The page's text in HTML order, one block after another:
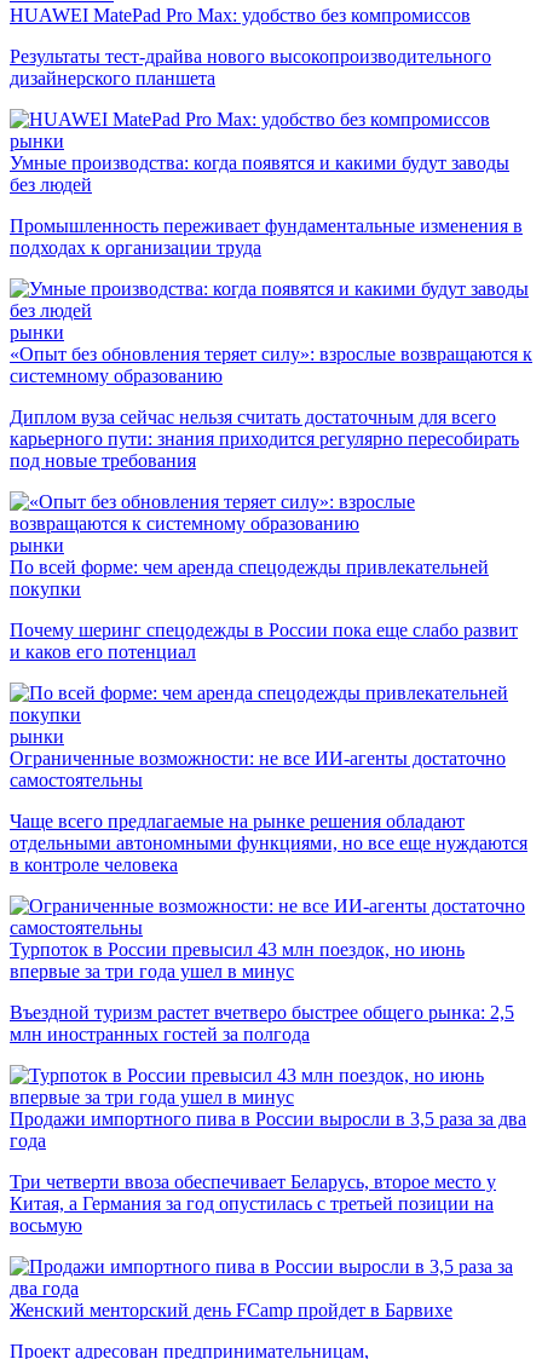
HUAWEI MatePad Pro Max: удобство без компромиссов
Результаты тест-драйва нового высокопроизводительного
дизайнерского планшета
рынки
Умные производства: когда появятся и какими будут заводы
без людей
Промышленность переживает фундаментальные изменения в
подходах к организации труда
рынки
«Опыт без обновления теряет силу»: взрослые возвращаются к
системному образованию
Диплом вуза сейчас нельзя считать достаточным для всего
карьерного пути: знания приходится регулярно пересобирать
под новые требования
рынки
По всей форме: чем аренда спецодежды привлекательней
покупки
Почему шеринг спецодежды в России пока еще слабо развит
и каков его потенциал
рынки
Ограниченные возможности: не все ИИ-агенты достаточно
самостоятельны
Чаще всего предлагаемые на рынке решения обладают
отдельными автономными функциями, но все еще нуждаются
в контроле человека
Турпоток в России превысил 43 млн поездок, но июнь
впервые за три года ушел в минус
Въездной туризм растет вчетверо быстрее общего рынка: 2,5
млн иностранных гостей за полгода
Продажи импортного пива в России выросли в 3,5 раза за два
года
Три четверти ввоза обеспечивает Беларусь, второе место у
Китая, а Германия за год опустилась с третьей позиции на
восьмую
Женский менторский день FCamp пройдет в Барвихе
Проект адресован предпринимательницам,